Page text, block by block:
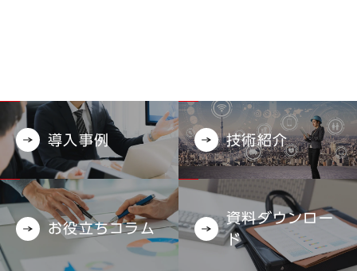
導入事例 技術紹介
お役立ちコラム
資料ダウンロー
ド